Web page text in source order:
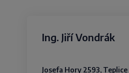
Ing. Jiří Vondrák
Josefa Hory 2593,